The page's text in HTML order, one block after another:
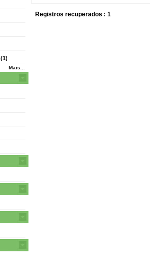
(1)
Mais...
Registros recuperados : 1